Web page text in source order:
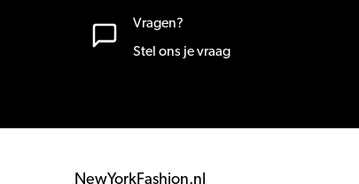
Vragen?
Stel ons je vraag
NewYorkFashion.nl